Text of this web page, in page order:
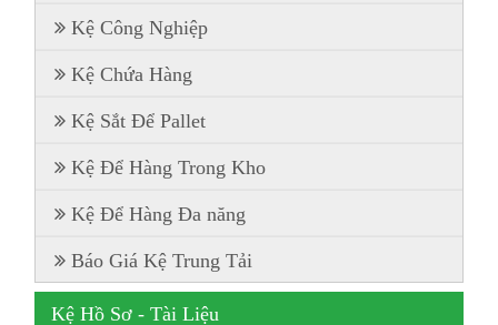
Kệ Công Nghiệp
Kệ Chứa Hàng
Kệ Sắt Để Pallet
Kệ Để Hàng Trong Kho
Kệ Để Hàng Đa năng
Báo Giá Kệ Trung Tải
Kệ Hồ Sơ - Tài Liệu